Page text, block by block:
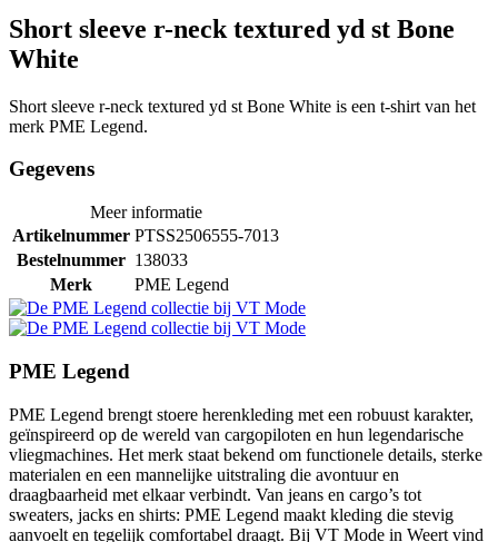
Short sleeve r-neck textured yd st Bone
White
Short sleeve r-neck textured yd st Bone White is een t-shirt van het
merk PME Legend.
Gegevens
Meer informatie
Artikelnummer PTSS2506555-7013
Bestelnummer 138033
Merk
PME Legend
PME Legend
PME Legend brengt stoere herenkleding met een robuust karakter,
geïnspireerd op de wereld van cargopiloten en hun legendarische
vliegmachines. Het merk staat bekend om functionele details, sterke
materialen en een mannelijke uitstraling die avontuur en
draagbaarheid met elkaar verbindt. Van jeans en cargo’s tot
sweaters, jacks en shirts: PME Legend maakt kleding die stevig
aanvoelt en tegelijk comfortabel draagt. Bij VT Mode in Weert vind